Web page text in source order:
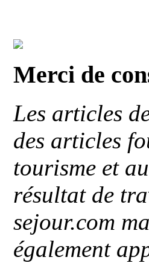
Merci de
Les articles
des articles
tourisme et
résultat de
sejour.com
également